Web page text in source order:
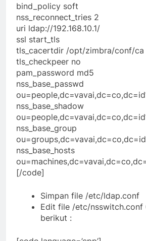
bind_policy soft
nss_reconnect_tries 2
uri ldap://192.168.10.1/
ssl start_tls
tls_cacertdir /opt/zimbra/conf/ca
tls_checkpeer no
pam_password md5
nss_base_passwd
nss_base_shadow
nss_base_group
nss_base_hosts
[/code]
Simpan file /etc/ldap.conf
Edit file /etc/nsswitch.conf
berikut :